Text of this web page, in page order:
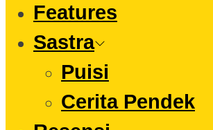
Features
Sastra
Puisi
Cerita Pendek